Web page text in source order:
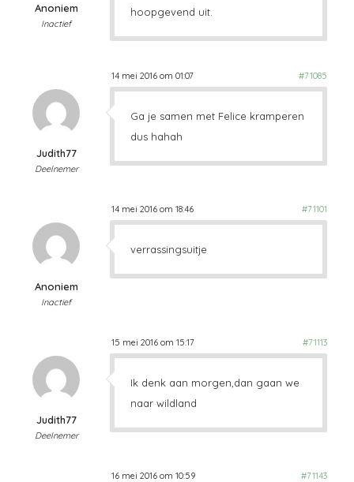
Anoniem
Inactief
hoopgevend uit.
14 mei 2016 om 01:07 #71085
Judith77
Deelnemer
Ga je samen met Felice kramperen
dus hahah
14 mei 2016 om 18:46 #71101
Anoniem
Inactief
verrassingsuitje
15 mei 2016 om 15:17 #71113
Judith77
Deelnemer
Ik denk aan morgen,dan gaan we
naar wildland
16 mei 2016 om 10:59 #71143